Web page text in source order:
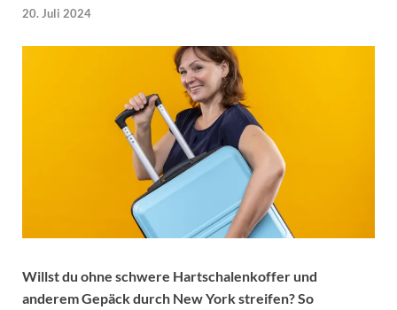
20. Juli 2024
Willst du ohne schwere Hartschalenkoffer und
anderem Gepäck durch New York streifen? So